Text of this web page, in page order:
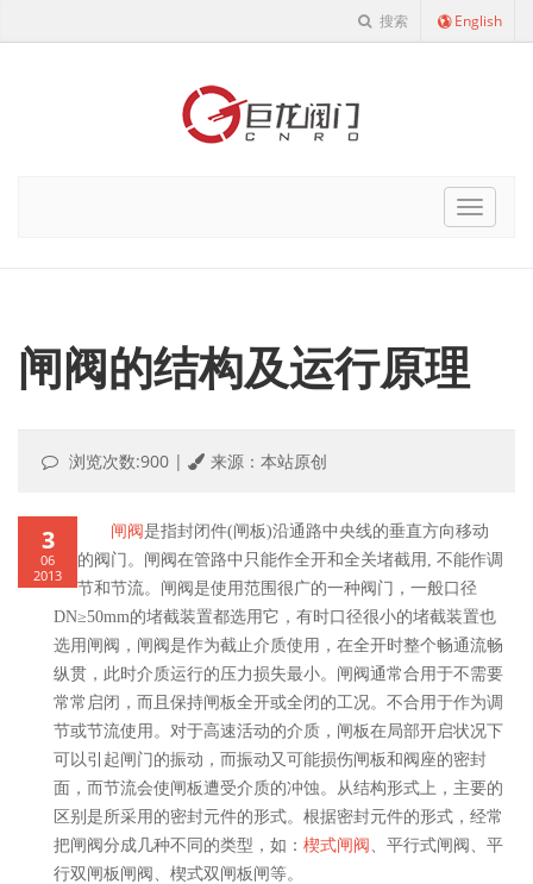
搜索 English
Cnro
闸阀的结构及运行原理
浏览次数:900 | 来源：本站原创
3
06
2013
闸阀是指封闭件(闸板)沿通路中央线的垂直方向移动
的阀门。闸阀在管路中只能作全开和全关堵截用, 不能作调
节和节流。闸阀是使用范围很广的一种阀门，一般口径
DN≥50mm的堵截装置都选用它，有时口径很小的堵截装置也
选用闸阀，闸阀是作为截止介质使用，在全开时整个畅通流畅
纵贯，此时介质运行的压力损失最小。闸阀通常合用于不需要
常常启闭，而且保持闸板全开或全闭的工况。不合用于作为调
节或节流使用。对于高速活动的介质，闸板在局部开启状况下
可以引起闸门的振动，而振动又可能损伤闸板和阀座的密封
面，而节流会使闸板遭受介质的冲蚀。从结构形式上，主要的
区别是所采用的密封元件的形式。根据密封元件的形式，经常
把闸阀分成几种不同的类型，如： 楔式闸阀 、平行式闸阀、平
行双闸板闸阀、楔式双闸板闸等。